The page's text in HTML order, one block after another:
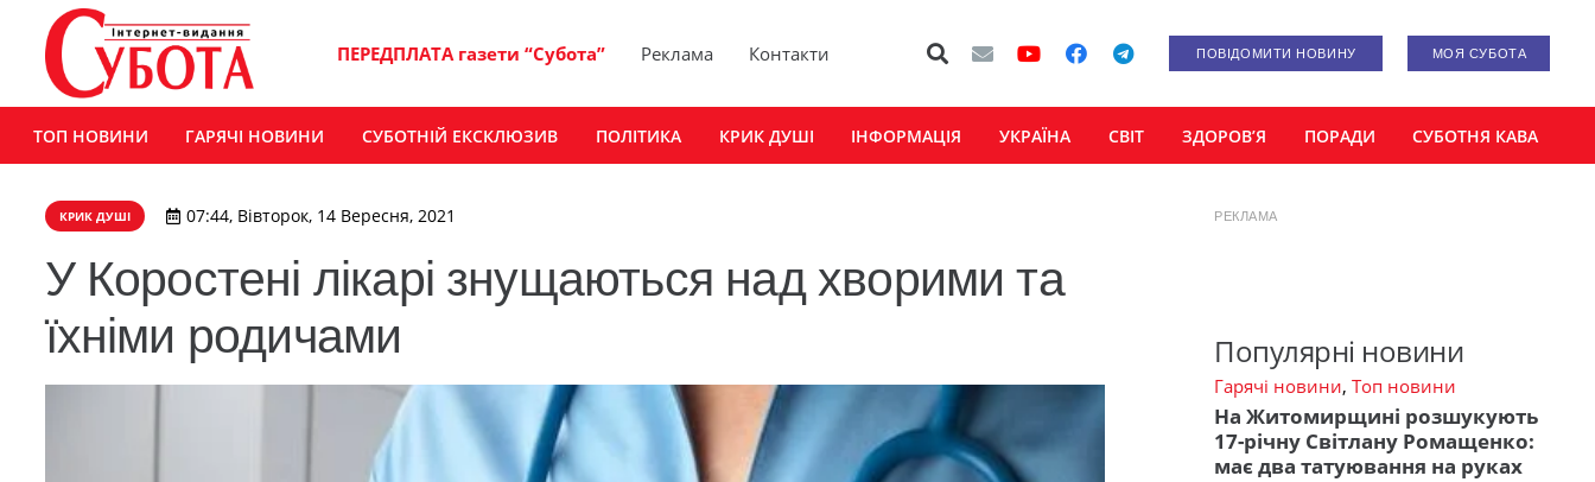
ПЕРЕДПЛАТА газети “Субота” Реклама Контакти ПОВІДОМИТИ НОВИНУ МОЯ СУБОТА
ТОП НОВИНИ ГАРЯЧІ НОВИНИ СУБОТНІЙ ЕКСКЛЮЗИВ ПОЛІТИКА КРИК ДУШІ ІНФОРМАЦІЯ УКРАЇНА СВІТ ЗДОРОВ’Я ПОРАДИ СУБОТНЯ КАВА
КРИК ДУШІ 07:44, Вівторок, 14 Вересня, 2021
У Коростені лікарі знущаються над хворими та
їхніми родичами
РЕКЛАМА
Популярні новини
Гарячі новини, Топ новини
На Житомирщині розшукують
17-річну Світлану Ромащенко:
має два татуювання на руках